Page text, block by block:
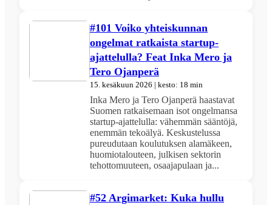
#101 Voiko yhteiskunnan
ongelmat ratkaista startup-
ajattelulla? Feat Inka Mero ja
Tero Ojanperä
15. kesäkuun 2026 | kesto: 18 min
Inka Mero ja Tero Ojanperä haastavat
Suomen ratkaisemaan isot ongelmansa
startup-ajattelulla: vähemmän sääntöjä,
enemmän tekoälyä. Keskustelussa
pureudutaan koulutuksen alamäkeen,
huomiotalouteen, julkisen sektorin
tehottomuuteen, osaajapulaan ja...
#52 Argimarket: Kuka hullu